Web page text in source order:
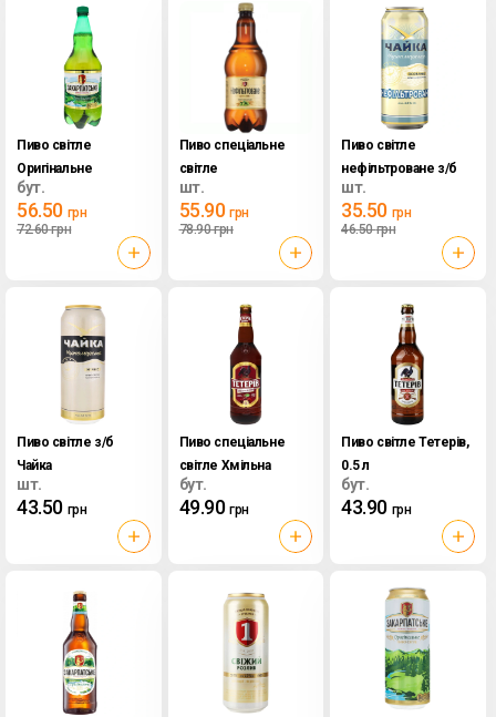
Пиво світле
Оригінальне
Закарпатське, 1.2 л
бут.
56.50 грн
72.60грн
Пиво спеціальне
світле
нефільтроване
Бочкове, 0.9 л
шт.
55.90 грн
78.90грн
Пиво світле
нефільтроване з/б
Чайка
Чорноморська, 0.5 л
шт.
35.50 грн
46.50грн
Пиво світле з/б
Чайка
Чорноморська, 0.5 л
шт.
43.50 грн
Пиво спеціальне
світле Хмільна
вишня Тетерів, 0.5 л
бут.
49.90 грн
Пиво світле Тетерів,
0.5 л
бут.
43.90 грн